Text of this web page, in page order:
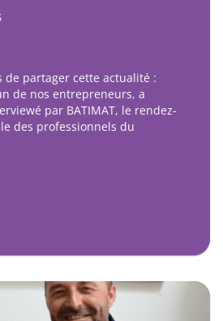
de partager cette actualité :
de nos entrepreneurs, a
par BATIMAT, le rendez-
des professionnels du